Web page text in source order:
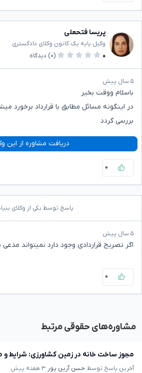
پریسا فتحعلی
وکیل پایه یک کانون وکلای دادگستری
۰
(۰) دیدگاه
۵ سال پیش
باسلام ووقت بخیر
در اینگونه مسائل مطابق با قرارداد برخورد
بررسی گردد
دریافت مشاوره از این
۰
پاسخ توسط یکی از وکلای
۵ سال پیش
اگر تصریح قراردادی وجود دارد نمیتواند مدعی
۰
مشاوره‌های حقوقی مرتبط
مجوز ساخت خانه در زمین کشاورزی: شرایط و
آخرین پاسخ توسط حسن آرین پور ۳ هفته پیش